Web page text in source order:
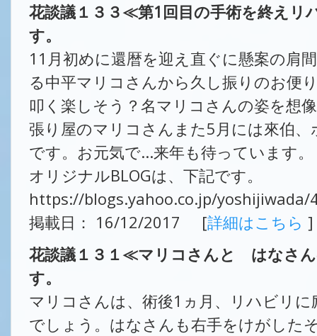
花談議１３３≪第1回目の手術を終え
す。
11月初めに還暦を迎え直ぐに懸案の肩
る中平マリコさんから久し振りのお便
叩く楽しそう？名マリコさんの姿を想
張り屋のマリコさんまた5月には來伯
です。お元気で...来年も待っています。
オリジナルBLOGは、下記です。
https://blogs.yahoo.co.jp/yoshijiwada/
掲載日： 16/12/2017 [詳細はこちら ]
花談議１３１≪マリコさんと はなさ
す。
マリコさんは、術後1ヵ月、リハビリ
でしょう。はなさんも右手をけがした